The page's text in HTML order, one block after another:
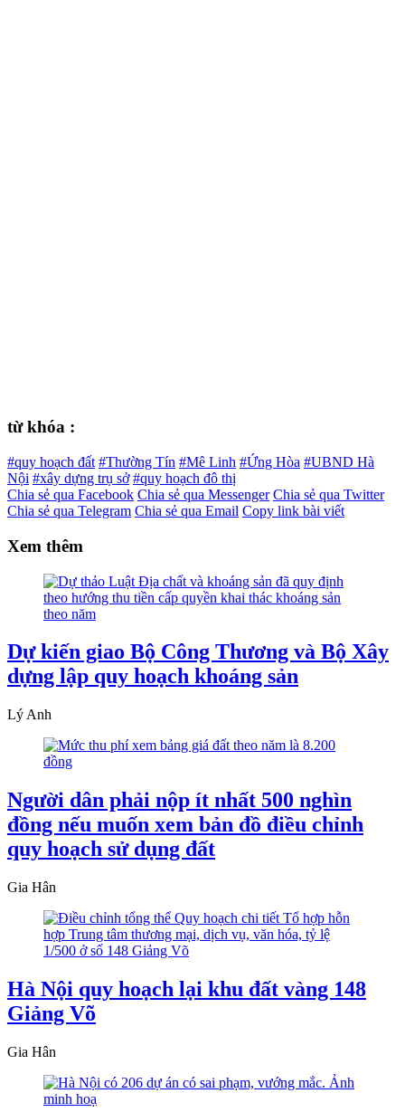
từ khóa :
#quy hoạch đất #Thường Tín #Mê Linh #Ứng Hòa #UBND Hà
Nội #xây dựng trụ sở #quy hoạch đô thị
Chia sẻ qua Facebook Chia sẻ qua Messenger Chia sẻ qua Twitter
Chia sẻ qua Telegram Chia sẻ qua Email Copy link bài viết
Xem thêm
Dự kiến giao Bộ Công Thương và Bộ Xây
dựng lập quy hoạch khoáng sản
Lý Anh
Người dân phải nộp ít nhất 500 nghìn
đồng nếu muốn xem bản đồ điều chỉnh
quy hoạch sử dụng đất
Gia Hân
Hà Nội quy hoạch lại khu đất vàng 148
Giảng Võ
Gia Hân